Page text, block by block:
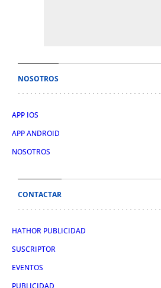
NOSOTROS
APP IOS
APP ANDROID
NOSOTROS
CONTACTAR
HATHOR PUBLICIDAD
SUSCRIPTOR
EVENTOS
PUBLICIDAD